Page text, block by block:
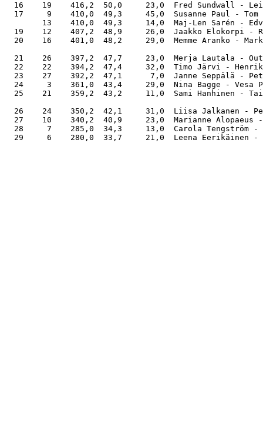
16    19    416,2  50,0     23,0  Fred
17     9    410,0  49,3     45,0  Susanne
13    410,0  49,3     14,0  Maj-Len
19    12    407,2  48,9     26,0  Jaakko
20    16    401,0  48,2     29,0  Memme
21    26    397,2  47,7     23,0  Merja
22    22    394,2  47,4     32,0  Timo
23    27    392,2  47,1      7,0  Janne
24     3    361,0  43,4     29,0  Nina
25    21    359,2  43,2     11,0  Sami
26    24    350,2  42,1     31,0  Liisa
27    10    340,2  40,9     23,0  Marianne Alopaeus
28     7    285,0  34,3     13,0  Carola